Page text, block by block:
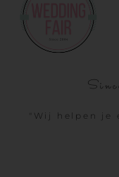
"Wij helpen